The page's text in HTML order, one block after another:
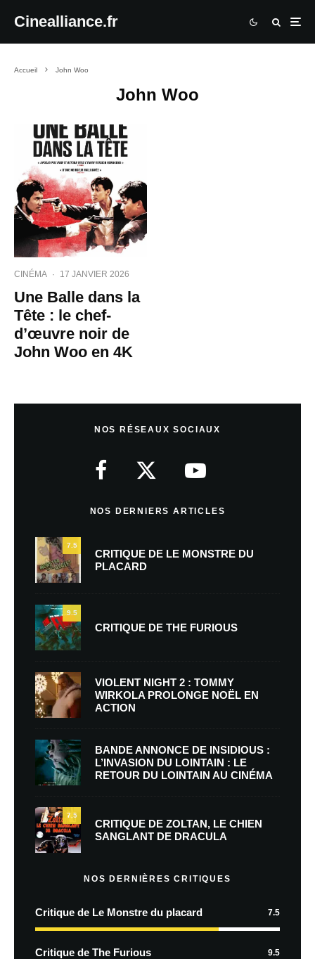
Cinealliance.fr
Accueil John Woo
John Woo
CINÉMA · 17 JANVIER 2026
Une Balle dans la
Tête : le chef-
d’œuvre noir de
John Woo en 4K
NOS RÉSEAUX SOCIAUX
NOS DERNIERS ARTICLES
7.5
CRITIQUE DE LE MONSTRE DU
PLACARD
9.5
CRITIQUE DE THE FURIOUS
VIOLENT NIGHT 2 : TOMMY
WIRKOLA PROLONGE NOËL EN
ACTION
BANDE ANNONCE DE INSIDIOUS :
L’INVASION DU LOINTAIN : LE
RETOUR DU LOINTAIN AU CINÉMA
7.5
CRITIQUE DE ZOLTAN, LE CHIEN
SANGLANT DE DRACULA
NOS DERNIÈRES CRITIQUES
Critique de Le Monstre du placard 7.5
Critique de The Furious 9.5